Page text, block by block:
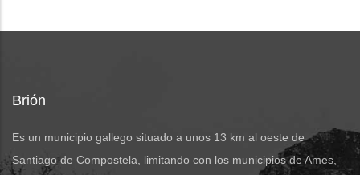
Brión
Es un municipio gallego situado a unos 13 km al oeste de
Santiago de Compostela, limitando con los municipios de Ames,